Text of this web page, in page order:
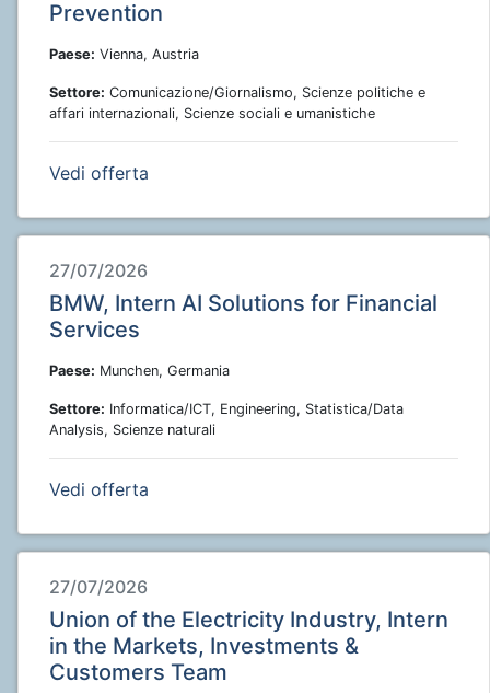
Prevention
Paese: Vienna, Austria
Settore: Comunicazione/Giornalismo, Scienze politiche e
affari internazionali, Scienze sociali e umanistiche
Vedi offerta
27/07/2026
BMW, Intern AI Solutions for Financial
Services
Paese: Munchen, Germania
Settore: Informatica/ICT, Engineering, Statistica/Data
Analysis, Scienze naturali
Vedi offerta
27/07/2026
Union of the Electricity Industry, Intern
in the Markets, Investments &
Customers Team